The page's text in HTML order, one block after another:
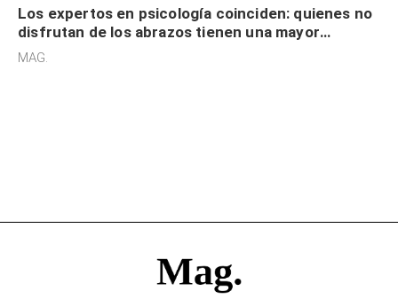
Los expertos en psicología coinciden: quienes no
disfrutan de los abrazos tienen una mayor
sensibilidad a los estímulos físicos y no es por
MAG.